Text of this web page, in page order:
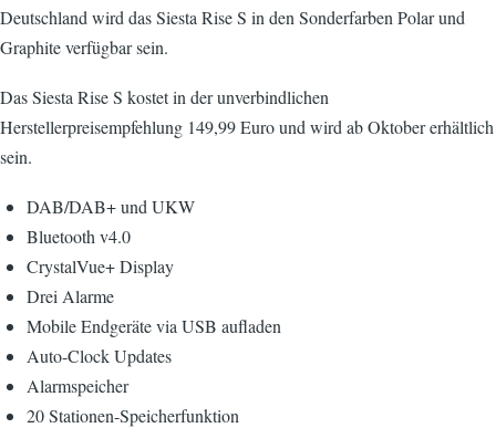
Deutschland wird das Siesta Rise S in den Sonderfarben Polar und
Graphite verfügbar sein.
Das Siesta Rise S kostet in der unverbindlichen
Herstellerpreisempfehlung 149,99 Euro und wird ab Oktober erhältlich
sein.
DAB/DAB+ und UKW
Bluetooth v4.0
CrystalVue+ Display
Drei Alarme
Mobile Endgeräte via USB aufladen
Auto-Clock Updates
Alarmspeicher
20 Stationen-Speicherfunktion